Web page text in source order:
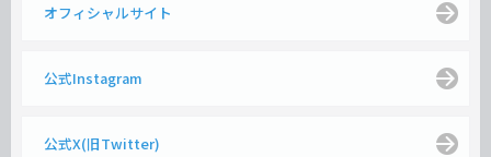
オフィシャルサイト
公式Instagram
公式X(旧Twitter)